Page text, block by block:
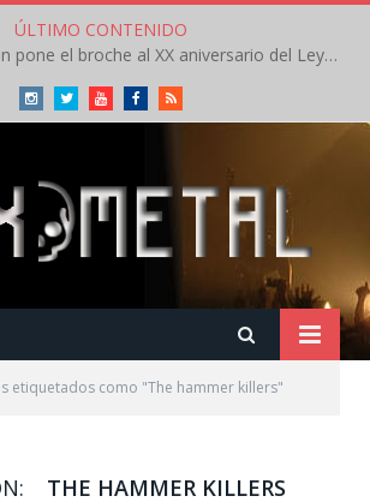
ÚLTIMO CONTENIDO
Crónica: Helloween pone el broche al XX aniversario del Leyendas del Rock – Sábado – Agosto 2026
InstagramTwitterYoutubeFacebookRSS
etiquetados como "The hammer killers"
THE HAMMER KILLERS